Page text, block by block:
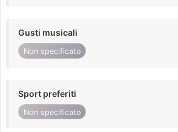
Gusti musicali
Non specificato
Sport preferiti
Non specificato